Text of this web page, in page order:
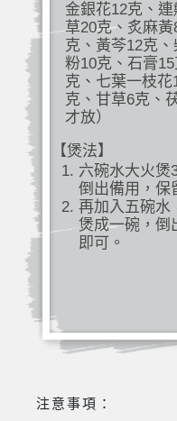
金銀花12克、
草20克、炙麻
克、黃芩12克
粉10克、石膏
克、七葉一枝
克、甘草6克、
才放）
【煲法】
六碗水大火煲
倒出備用，保
再加入五碗水
煲成一碗，倒
即可。
注意事項：